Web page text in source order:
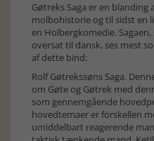
Gøtreks Saga er en
molbohistorie og til sidst en
en Holbergkomedie.
oversat til dansk, ses mest
af dette bind:
Rolf Gøtrekssøns Saga.
om Gøte og Gøtrek med
som gennemgående
hovedtemaer er forskellen
umiddelbart reagerende